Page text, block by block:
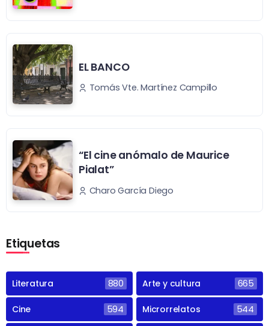
EL BANCO
Tomás Vte. Martínez Campillo
“El cine anómalo de Maurice
Pialat”
Charo García Diego
Etiquetas
Literatura 880 Arte y cultura 665
Cine 594 Microrrelatos 544